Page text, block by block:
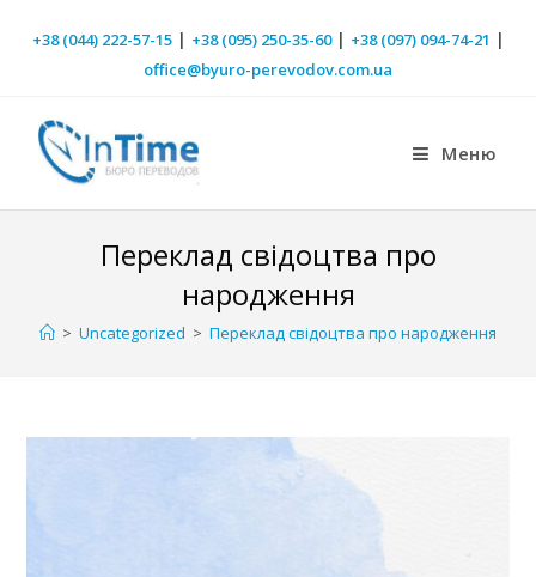
+38 (044) 222-57-15| +38 (095) 250-35-60| +38 (097) 094-74-21 |
office@byuro-perevodov.com.ua
Меню
Переклад свідоцтва про
народження
> Uncategorized > Переклад свідоцтва про народження